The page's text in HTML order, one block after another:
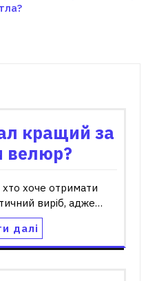
кращий за
велюр?
хто хоче отримати
виріб, адже…
далі